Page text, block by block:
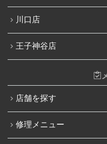
Nintendo Siwtch充電
Nintendo Switchタッ
Nintendo Switchゲー
Nintendo Switch SD
Nintendo Switch基板
Nintendo Switch基板
iPhone 14
iPhone 14 Pro
iPhone 14 Pro Max
iPhone 15
iPhone 15 Pro
川口店
王子神谷店
店舗を探す
修理メニュー